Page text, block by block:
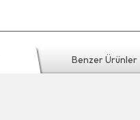
Benzer Ürünler